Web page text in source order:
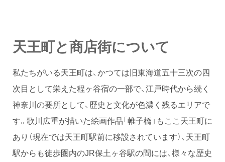
天王町と商店街について
私たちがいる天王町は、かつては旧東海道五十三次の四
次目として栄えた程ヶ谷宿の一部で、江戸時代から続く
神奈川の要所として、歴史と文化が色濃く残るエリアで
す。歌川広重が描いた絵画作品「帷子橋」もここ天王町に
あり（現在では天王町駅前に移設されています）、天王町
駅からも徒歩圏内のJR保土ヶ谷駅の間には、様々な歴史